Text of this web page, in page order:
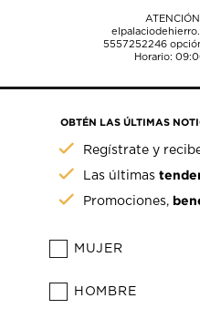
5557252246
Horario:
OBTÉN LAS ÚLTIMAS
Regístrate y
Las últimas
Promociones,
MUJER
HOMBRE